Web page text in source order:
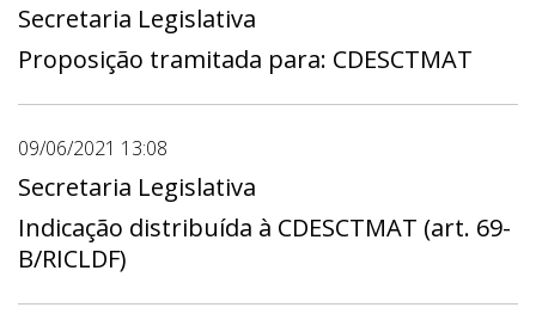
Secretaria Legislativa
Proposição tramitada para: CDESCTMAT
09/06/2021 13:08
Secretaria Legislativa
Indicação distribuída à CDESCTMAT (art. 69-
B/RICLDF)